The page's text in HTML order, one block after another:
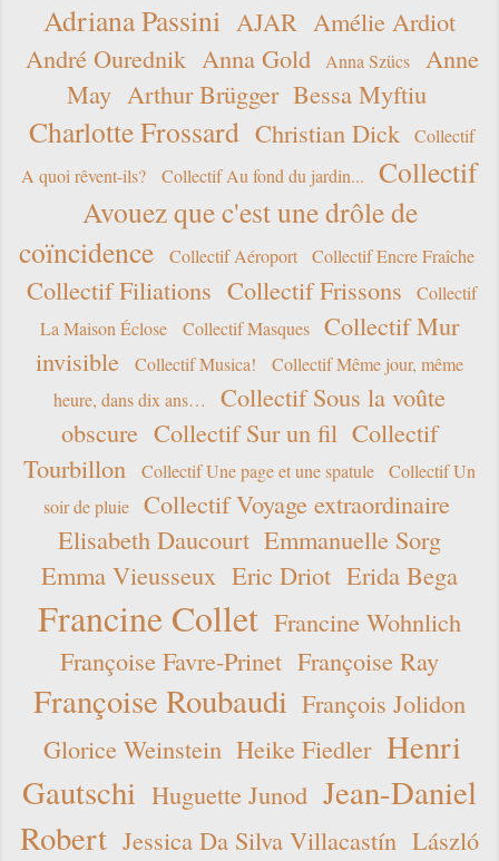
Adriana Passini AJAR Amélie Ardiot
André Ourednik Anna Gold Anna Szücs
Anne
May Arthur Brügger Bessa Myftiu
Charlotte Frossard Christian Dick
Collectif
A quoi rêvent-ils?
Collectif Au fond du jardin...
Collectif
Avouez que c'est une drôle de
coïncidence
Collectif Aéroport Collectif Encre Fraîche
Collectif Filiations Collectif Frissons
Collectif
La Maison Éclose
Collectif Masques
Collectif Mur
invisible
Collectif Musica!
Collectif Même jour, même
heure, dans dix ans…
Collectif Sous la voûte
obscure Collectif Sur un fil Collectif
Tourbillon
Collectif Une page et une spatule
Collectif Un
soir de pluie
Collectif Voyage extraordinaire
Elisabeth Daucourt Emmanuelle Sorg
Emma Vieusseux Eric Driot Erida Bega
Francine Collet Francine Wohnlich
Françoise Favre-Prinet Françoise Ray
Françoise Roubaudi François Jolidon
Glorice Weinstein Heike Fiedler Henri
Gautschi Huguette Junod Jean-Daniel
Robert Jessica Da Silva Villacastín László